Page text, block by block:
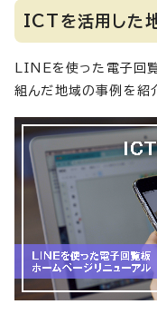
ICTを活用した
LINEを使った電子回
組んだ地域の事例を紹